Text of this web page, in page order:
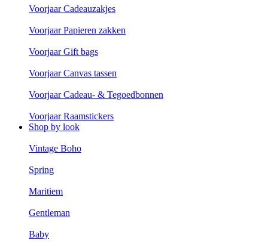
Voorjaar Cadeauzakjes
Voorjaar Papieren zakken
Voorjaar Gift bags
Voorjaar Canvas tassen
Voorjaar Cadeau- & Tegoedbonnen
Voorjaar Raamstickers
Shop by look
Vintage Boho
Spring
Maritiem
Gentleman
Baby